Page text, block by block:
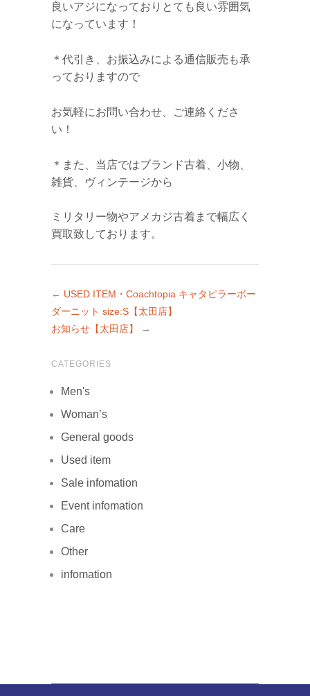
良いアジになっておりとても良い雰囲気
になっています！
＊代引き、お振込みによる通信販売も承
っておりますので
お気軽にお問い合わせ、ご連絡くださ
い！
＊また、当店ではブランド古着、小物、
雑貨、ヴィンテージから
ミリタリー物やアメカジ古着まで幅広く
買取致しております。
← USED ITEM・Coachtopia キャタピラーボー
ダーニット size:S【太田店】
お知らせ【太田店】
→
CATEGORIES
Men's
Woman’s
General goods
Used item
Sale infomation
Event infomation
Care
Other
infomation